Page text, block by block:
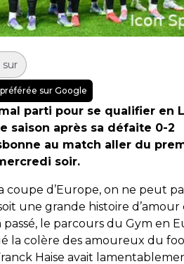
sur
sur Google
mal parti pour se qualifier en
saison après sa défaite 0-2
au match aller du
soir.
coupe d’Europe, on ne peut
une grande histoire d’amour
passé, le parcours du Gym en
la colère des amoureux du
Haise avait